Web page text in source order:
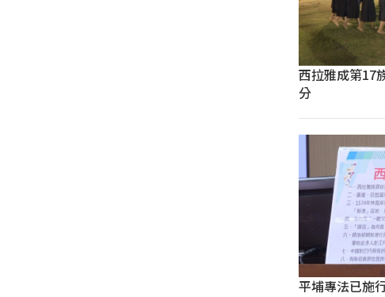
西拉雅成第17
分
平埔專法已施